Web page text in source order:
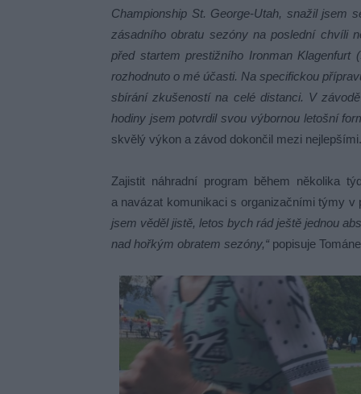
Championship St. George-Utah, snažil jsem
zásadního obratu sezóny na poslední chvíli
před startem prestižního Ironman
rozhodnuto o mé účasti. Na specifickou
sbírání zkušeností na celé distanci. V
hodiny jsem potvrdil svou výbornou letošní
skvělý výkon a závod dokončil mezi nejlepšími.
Zajistit náhradní program během několika
a navázat komunikaci s organizačními týmy
jsem věděl jistě, letos bych rád ještě jednou
nad hořkým obratem sezóny,“ popisuje